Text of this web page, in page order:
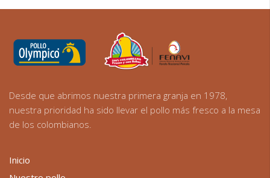
Desde que abrimos nuestra primera granja en 1978,
nuestra prioridad ha sido llevar el pollo más fresco a la mesa
de los colombianos.
Inicio